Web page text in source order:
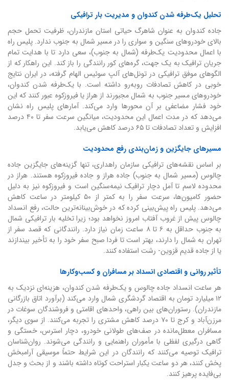
تحلیل یک‌طرفه شدن کندوان و مدیریت بار ترافیکی
جاده کندوان به عنوان شاهرگ حیاتی استان مازندران، ظرفیت تحمل حجم
بالای خودروهای سنگین و سواری را در مسیر شمال به جنوب ندارد. پلیس راه
با اعمال محدودیت یک‌طرفه (شمال به جنوب)، سعی دارد تا با هدایت تمام
جریان ترافیک به یک جهت، گره‌های کور رانندگی را باز کند. این راهکار که از
الگوهای موفق ترافیکی در تونل‌های آلپ سوئیس الهام گرفته، در ایران نتایج
خوبی در کاهش تصادفات روبه‌رو داشته است. با یک‌طرفه شدن کندوان،
خودروهای مسیر جنوب به شمال مجبورند از هراز یا فیروزکوه عبور کنند که این
خود فشار مضاعفی بر آن محورها وارد می‌کند. آمارهای پلیس راه نشان
می‌دهد که در مدت اعمال این محدودیت، میانگین سرعت سفر تا ۴۰ درصد
افزایش و تعداد تصادفات تا ۶۵ درصد کاهش می‌یابد.
مسیرهای جایگزین و زمان‌بندی رفع محدودیت
بر اساس نقشه‌های ترافیکی سازمان راهداری، تنها گزینه‌های جایگزین جاده
چالوس (مسیر شمال به جنوب) جاده هراز و جاده فیروزکوه هستند. هراز در
محدوده لاسم تا آمل دچار ترافیک نیمه‌سنگین است و فیروزکوه نیز به دلیل
حضور کامیون‌ها، سرعت سفر را به کمتر از ۵۰ کیلومتر در ساعت کاهش
می‌دهد. پلیس راه پیش‌بینی کرده که در خوش‌بینانه‌ترین حالت، رفع انسداد
چالوس پیش از غروب آفتاب امروز نخواهد بود؛ زیرا تخلیه بار ترافیکی شمال
به جنوب حداقل به ۶ تا ۸ ساعت زمان نیاز دارد. رانندگانی که قصد سفر از
تهران به شمال را دارند، بهتر است تا فردا صبح سفر خود را به تأخیر بیندازند
یا از جاده قدیم قزوین- رشت استفاده کنند.
تأثیر روانی و اقتصادی انسداد بر مسافران و کسب‌وکارها
هر ساعت انسداد جاده چالوس و یک‌طرفه شدن کندوان، هزینه‌ای نزدیک به
۱۲ میلیارد تومان به اقتصاد گردشگری شمال وارد می‌کند (برآورد اتاق بازرگانی
مازندران). رستوران‌های بین راهی، واحدهای اقامتی و فروشندگان سوغات در
مرزن‌آباد و کرج تا ۷۰ درصد کاهش مشتری را تجربه می‌کنند. از سوی دیگر،
مسافران معطل‌مانده در صف‌های طولانی خودرو، دچار استرس، خستگی و
گاهی درگیری لفظی با مأموران راهنمایی و رانندگی می‌شوند. روان‌شناسان
ترافیک توصیه می‌کنند که رانندگان در این شرایط حتماً موسیقی آرامبخش
پخش کنند، هر دو ساعت یکبار استراحت کوتاه داشته باشند و از بحث و جدل
بی‌فایده پرهیز کنند.